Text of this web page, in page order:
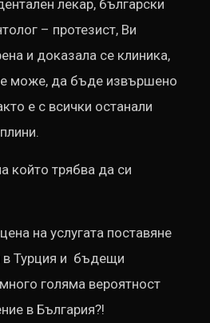
лекар, български
– протезист, Ви
и доказала се клиника,
може, да бъде извършено
е с всички останали
който трябва да си
на услугата поставяне
в Турция и бъдещи
голяма вероятност
в България?!